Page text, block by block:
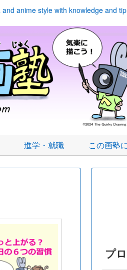
anime style with knowledge and
進学・就職 この画塾
プ